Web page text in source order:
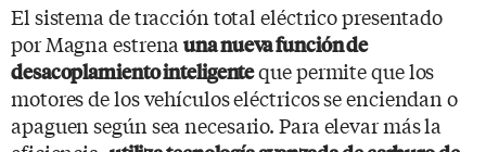
El sistema de tracción total eléctrico presentado
por Magna estrenauna nueva función de
desacoplamiento inteligenteque permite que los
motores de los vehículos eléctricos se enciendan o
apaguen según sea necesario. Para elevar más la